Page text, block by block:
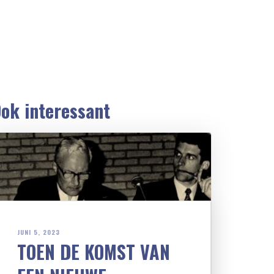
interessant
JUNI 5, 2023
TOEN DE KOMST VAN